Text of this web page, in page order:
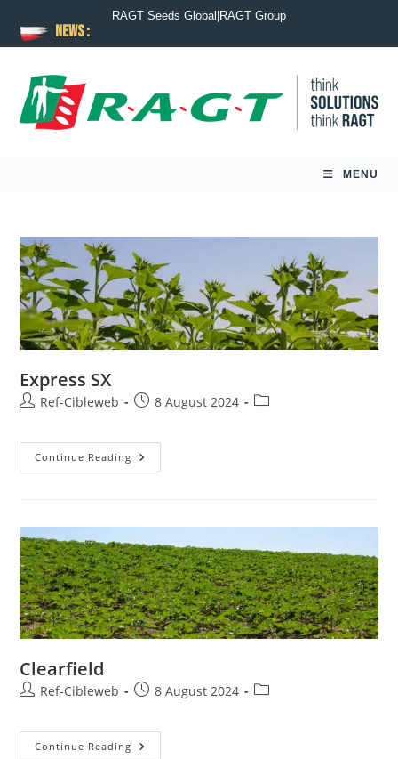
News :
RAGT Seeds Global RAGT Group
MENU
Express SX
Ref-Cibleweb 8 August 2024
Continue Reading
Clearfield
Ref-Cibleweb 8 August 2024
Continue Reading